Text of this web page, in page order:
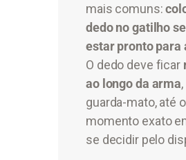
mais comuns:
dedo no gatilho
estar pronto para
O dedo deve ficar
ao longo da arma
guarda-mato, até o
momento exato
se decidir pelo